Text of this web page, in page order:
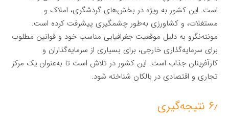
است. این کشور به ویژه در بخش‌های گردشگری، املاک و
مستغلات، و کشاورزی به‌طور چشمگیری پیشرفت کرده است.
مونته‌نگرو به دلیل موقعیت جغرافیایی مناسب خود و قوانین مطلوب
برای سرمایه‌گذاری خارجی، برای بسیاری از سرمایه‌گذاران و
کارآفرینان جذاب است. این کشور در تلاش است تا به‌عنوان یک مرکز
تجاری و اقتصادی در بالکان شناخته شود.
۶٫ نتیجه‌گیری